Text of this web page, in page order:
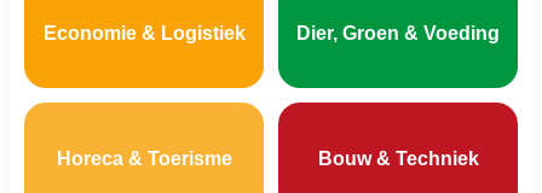
Economie & Logistiek Dier, Groen & Voeding
Horeca & Toerisme Bouw & Techniek